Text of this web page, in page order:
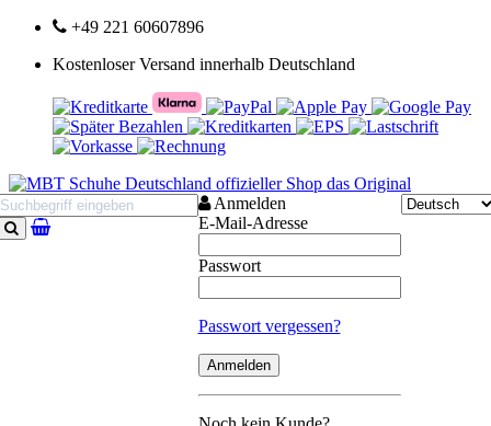
+49 221 60607896
Kostenloser Versand innerhalb Deutschland
Suchen
Anmelden
E-Mail-Adresse
Passwort
Passwort vergessen?